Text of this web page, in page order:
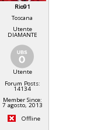
Rio91
Toscana
Utente
DIAMANTE
Utente
Forum Posts:
14134
Member Since:
7 agosto, 2013
Offline